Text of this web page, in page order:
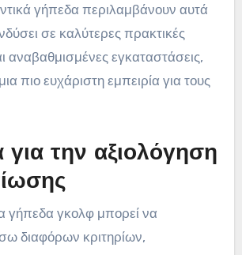
γήπεδα περιλαμβάνουν αυτά
σε καλύτερες πρακτικές
αναβαθμισμένες εγκαταστάσεις,
πιο ευχάριστη εμπειρία για τους
για την αξιολόγηση
γήπεδα γκολφ μπορεί να
διαφόρων κριτηρίων,